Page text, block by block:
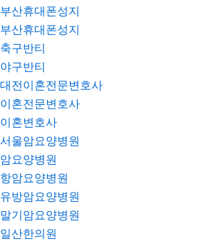
부산휴대폰성지
부산휴대폰성지
축구반티
야구반티
대전이혼전문변호사
이혼전문변호사
이혼변호사
서울암요양병원
암요양병원
항암요양병원
유방암요양병원
말기암요양병원
일산한의원